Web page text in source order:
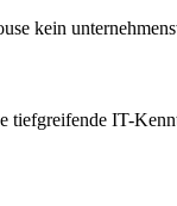
kein
IT-